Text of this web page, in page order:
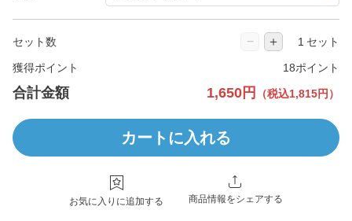
セット数 − ＋ セット
獲得ポイント 18ポイント
合計金額 1,650円 （税込1,815円）
カートに入れる
お気に入りに追加する 商品情報をシェアする